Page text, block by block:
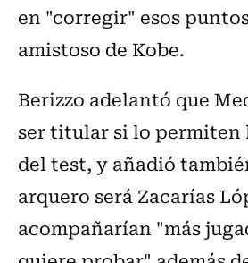
en "corregir" esos
amistoso de Kobe.
Berizzo adelantó que
ser titular si lo permiten
del test, y añadió
arquero será Zacarías
acompañarían "más